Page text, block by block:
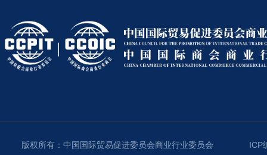
版权所有：中国国际贸易促进委员会商业行业委员会 ICP